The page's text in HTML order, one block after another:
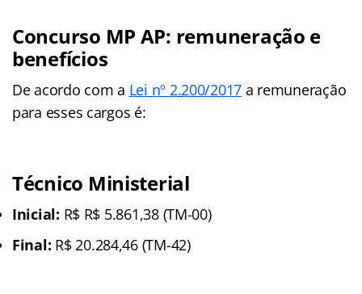
Concurso MP AP: remuneração e
benefícios
De acordo com a Lei nº 2.200/2017 a remuneração
para esses cargos é:
Técnico Ministerial
Inicial: R$ R$ 5.861,38 (TM-00)
Final: R$ 20.284,46 (TM-42)